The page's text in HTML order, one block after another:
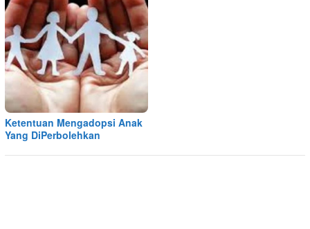
Ketentuan Mengadopsi Anak
Yang DiPerbolehkan